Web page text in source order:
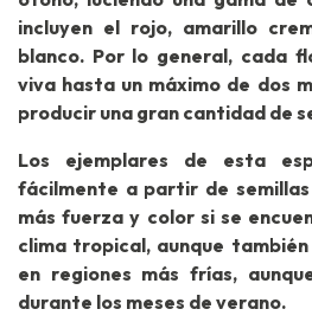
incluyen el rojo, amarillo
blanco. Por lo general, cada
viva hasta un máximo de dos
producir una gran cantidad de
Los ejemplares de esta
fácilmente a partir de
más fuerza y color si se
clima tropical, aunque
en regiones más frías,
durante los meses de verano.